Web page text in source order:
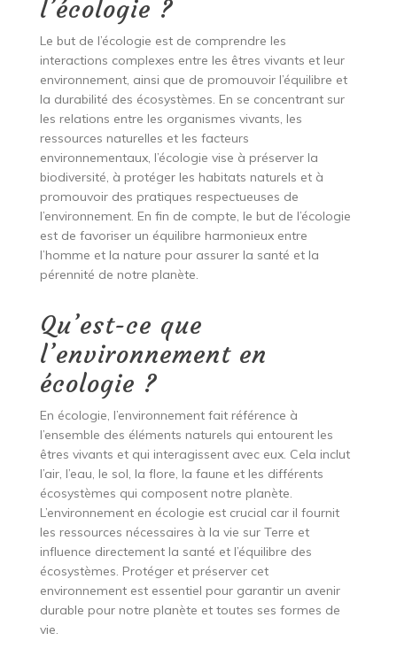
l’écologie ?
Le but de l’écologie est de comprendre les
interactions complexes entre les êtres vivants et leur
environnement, ainsi que de promouvoir l’équilibre et
la durabilité des écosystèmes. En se concentrant sur
les relations entre les organismes vivants, les
ressources naturelles et les facteurs
environnementaux, l’écologie vise à préserver la
biodiversité, à protéger les habitats naturels et à
promouvoir des pratiques respectueuses de
l’environnement. En fin de compte, le but de l’écologie
est de favoriser un équilibre harmonieux entre
l’homme et la nature pour assurer la santé et la
pérennité de notre planète.
Qu’est-ce que
l’environnement en
écologie ?
En écologie, l’environnement fait référence à
l’ensemble des éléments naturels qui entourent les
êtres vivants et qui interagissent avec eux. Cela inclut
l’air, l’eau, le sol, la flore, la faune et les différents
écosystèmes qui composent notre planète.
L’environnement en écologie est crucial car il fournit
les ressources nécessaires à la vie sur Terre et
influence directement la santé et l’équilibre des
écosystèmes. Protéger et préserver cet
environnement est essentiel pour garantir un avenir
durable pour notre planète et toutes ses formes de
vie.